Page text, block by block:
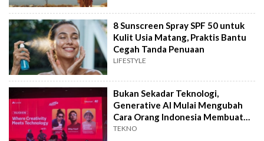
8 Sunscreen Spray SPF 50 untuk
Kulit Usia Matang, Praktis Bantu
Cegah Tanda Penuaan
LIFESTYLE
Bukan Sekadar Teknologi,
Generative AI Mulai Mengubah
Cara Orang Indonesia Membuat
Film
TEKNO